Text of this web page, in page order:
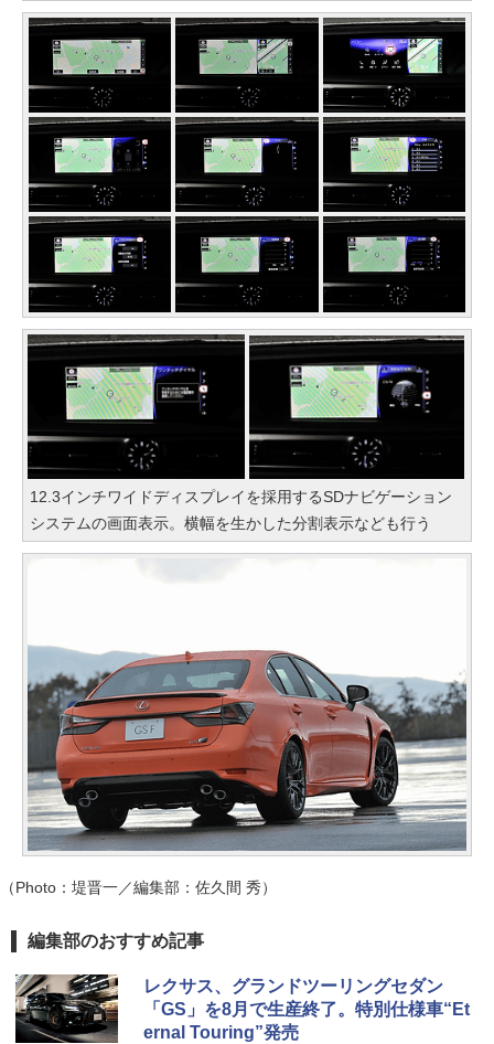
12.3インチワイドディスプレイを採用するSDナビゲーション
システムの画面表示。横幅を生かした分割表示なども行う
（Photo：堤晋一／編集部：佐久間 秀）
編集部のおすすめ記事
レクサス、グランドツーリングセダン
「GS」を8月で生産終了。特別仕様車“Et
ernal Touring”発売